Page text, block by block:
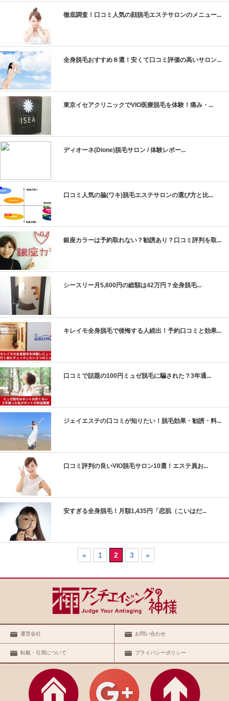
徹底調査！口コミ人気の顔脱毛エステサロンのメニュー...
全身脱毛おすすめ８選！安くて口コミ評価の高いサロン...
東京イセアクリニックでVIO医療脱毛を体験！痛み・...
ディオーネ(Dione)脱毛サロン / 体験レポー...
口コミ人気の脇(ワキ)脱毛エステサロンの選び方と比...
銀座カラーは予約取れない？勧誘あり？口コミ評判を取...
シースリー月5,800円の総額は42万円？全身脱毛...
キレイモ全身脱毛で後悔する人続出！予約口コミと効果...
口コミで話題の100円ミュゼ脱毛に騙された？3年通...
ジェイエステの口コミが知りたい！脱毛効果・勧誘・料...
口コミ評判の良いVIO脱毛サロン10選！エステ員お...
安すぎる全身脱毛！月額1,435円「恋肌（こいはだ...
« 1 2 3 »
運営会社 お問い合わせ
転載・引用について プライバシーポリシー